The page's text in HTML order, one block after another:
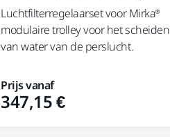
Luchtfilterregelaarset voor Mirka®
modulaire trolley voor het scheiden
van water van de perslucht.
Prijs vanaf
347,15 €